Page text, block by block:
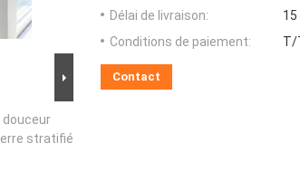
douceur
stratifié
Délai de livraison:
15
Conditions de paiement:
T/
Contact